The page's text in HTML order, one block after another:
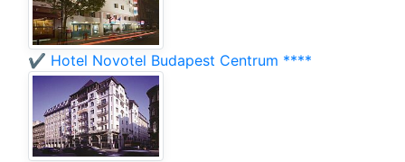
✔️ Hotel Novotel Budapest Centrum ****